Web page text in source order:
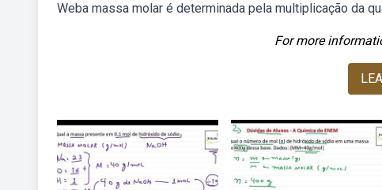
Weba massa molar é determinada pela multiplicação da
For more